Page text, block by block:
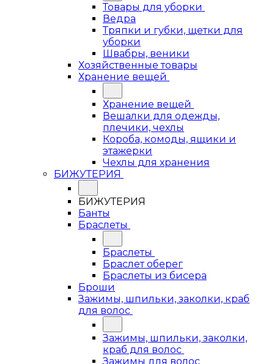
Товары для уборки
Ведра
Тряпки и губки, щетки для
уборки
Швабры, веники
Хозяйственные товары
Хранение вещей
Хранение вещей
Вешалки для одежды,
плечики, чехлы
Короба, комоды, ящики и
этажерки
Чехлы для хранения
БИЖУТЕРИЯ
БИЖУТЕРИЯ
Банты
Браслеты
Браслеты
Браслет оберег
Браслеты из бисера
Броши
Зажимы, шпильки, заколки, краб
для волос
Зажимы, шпильки, заколки,
краб для волос
Зажимы для волос